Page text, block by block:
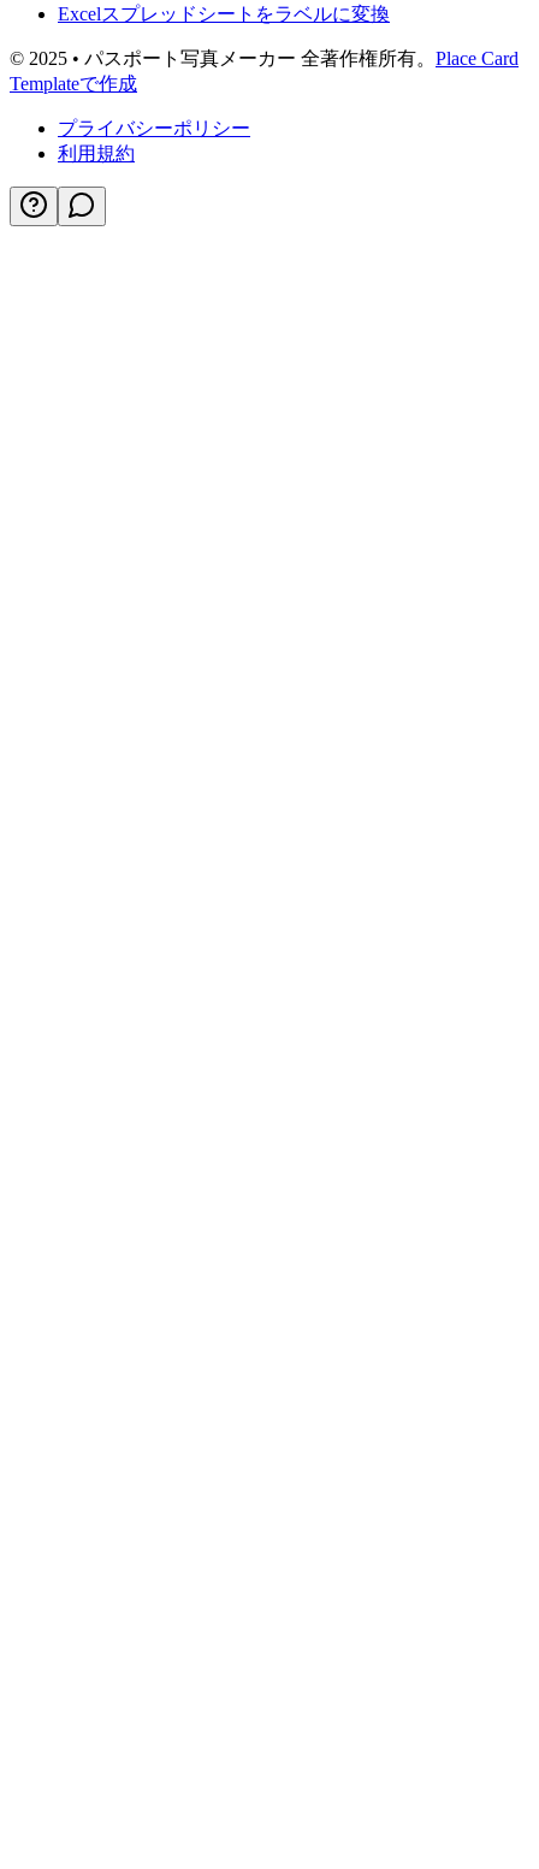
Excelスプレッドシートをラベルに変換
© 2025 • パスポート写真メーカー 全著作権所有。 Place Card
Templateで作成
プライバシーポリシー
利用規約